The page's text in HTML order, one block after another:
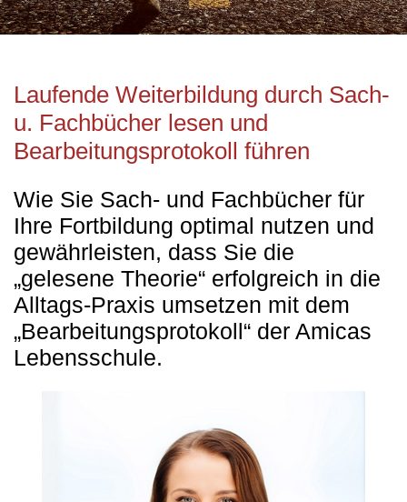
Laufende Weiterbildung durch Sach-
u. Fachbücher lesen und
Bearbeitungsprotokoll führen
Wie Sie Sach- und Fachbücher für
Ihre Fortbildung optimal nutzen und
gewährleisten, dass Sie die
„gelesene Theorie“ erfolgreich in die
Alltags-Praxis umsetzen mit dem
„Bearbeitungsprotokoll“ der Amicas
Lebensschule.